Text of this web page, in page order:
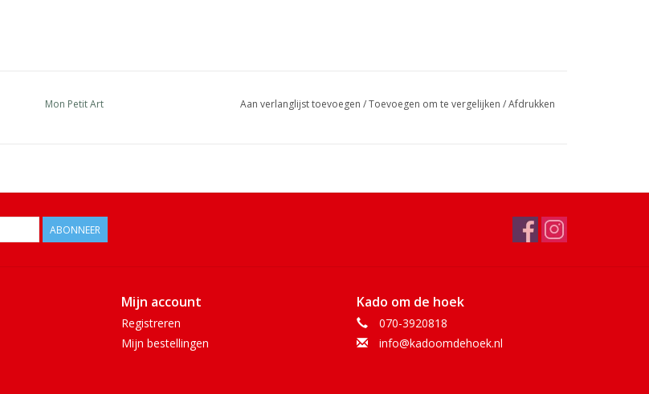
Mon Petit Art Aan verlanglijst toevoegen /Toevoegen om te vergelijken /Afdrukken
ABONNEER
Mijn account
Registreren
Mijn bestellingen
Kado om de hoek
070-3920818
info@kadoomdehoek.nl